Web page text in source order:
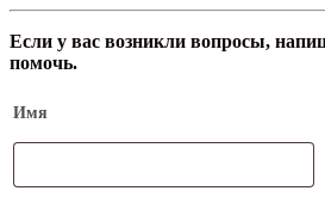
Если у вас возникли вопросы,
помочь.
Имя